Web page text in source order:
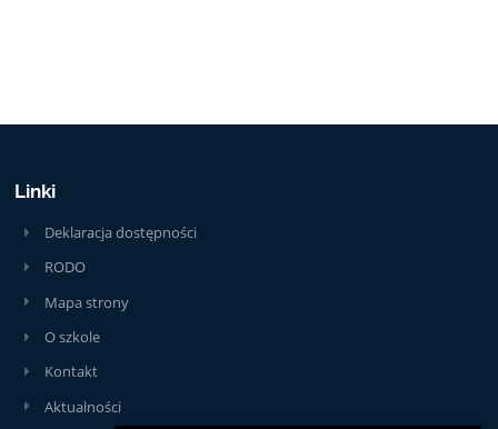
Linki
Deklaracja dostępności
RODO
Mapa strony
O szkole
Kontakt
Aktualności